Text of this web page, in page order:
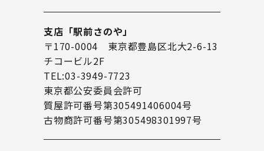
支店「駅前さのや」
〒170-0004 東京都豊島区北大2-6-13
チコービル2F
TEL:03-3949-7723
東京都公安委員会許可
質屋許可番号第305491406004号
古物商許可番号第305498301997号